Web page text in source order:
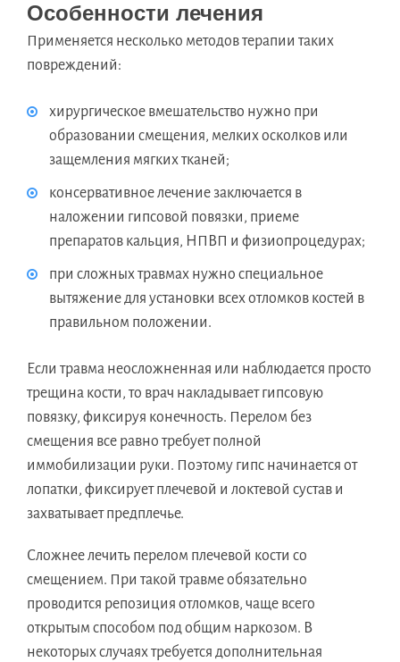
Особенности лечения
Применяется несколько методов терапии таких
повреждений:
хирургическое вмешательство нужно при
образовании смещения, мелких осколков или
защемления мягких тканей;
консервативное лечение заключается в
наложении гипсовой повязки, приеме
препаратов кальция, НПВП и физиопроцедурах;
при сложных травмах нужно специальное
вытяжение для установки всех отломков костей в
правильном положении.
Если травма неосложненная или наблюдается просто
трещина кости, то врач накладывает гипсовую
повязку, фиксируя конечность. Перелом без
смещения все равно требует полной
иммобилизации руки. Поэтому гипс начинается от
лопатки, фиксирует плечевой и локтевой сустав и
захватывает предплечье.
Сложнее лечить перелом плечевой кости со
смещением. При такой травме обязательно
проводится репозиция отломков, чаще всего
открытым способом под общим наркозом. В
некоторых случаях требуется дополнительная